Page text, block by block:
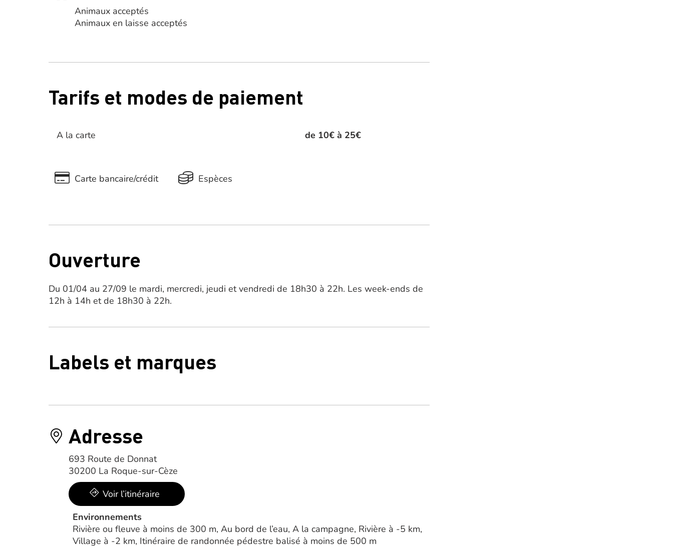
Animaux acceptés
Animaux en laisse acceptés
Tarifs et modes de paiement
A la carte de 10€ à 25€
Carte bancaire/crédit Espèces
Ouverture
Du 01/04 au 27/09 le mardi, mercredi, jeudi et vendredi de 18h30 à 22h. Les week-ends de
12h à 14h et de 18h30 à 22h.
Labels et marques
Adresse
693 Route de Donnat
30200 La Roque-sur-Cèze
Voir l’itinéraire
Environnements
Rivière ou fleuve à moins de 300 m, Au bord de l’eau, A la campagne, Rivière à -5 km,
Village à -2 km, Itinéraire de randonnée pédestre balisé à moins de 500 m